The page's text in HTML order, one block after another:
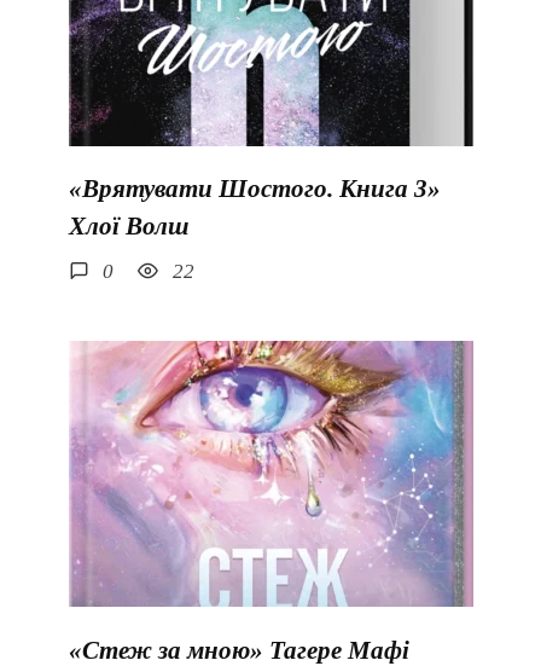
«Врятувати Шостого. Книга 3»
Хлої Волш
0 22
«Стеж за мною» Тагере Мафі